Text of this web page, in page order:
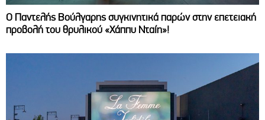
Ο Παντελής Βούλγαρης συγκινητικά παρών στην επετειακή
προβολή του θρυλικού «Χάππυ Νταίη»!